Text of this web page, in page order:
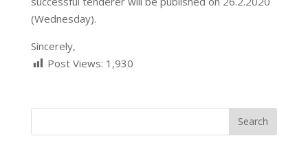
(Wednesday).
Sincerely,
Post Views: 1,930